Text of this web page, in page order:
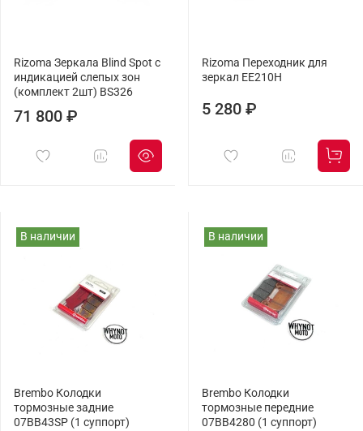
Rizoma Зеркала Blind Spot с
индикацией слепых зон
(комплект 2шт) BS326
71 800 ₽
Rizoma Переходник для
зеркал EE210H
5 280 ₽
В наличии
Brembo Колодки
тормозные задние
07BB43SP (1 суппорт)
В наличии
Brembo Колодки
тормозные передние
07BB4280 (1 суппорт)